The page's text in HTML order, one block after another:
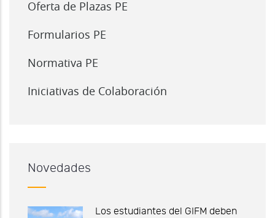
Oferta de Plazas PE
Formularios PE
Normativa PE
Iniciativas de Colaboración
Novedades
Los estudiantes del GIFM deben